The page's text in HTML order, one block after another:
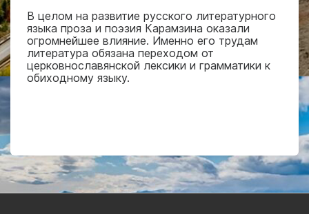
В целом на развитие русского литературного
языка проза и поэзия Карамзина оказали
огромнейшее влияние. Именно его трудам
литература обязана переходом от
церковнославянской лексики и грамматики к
обиходному языку.